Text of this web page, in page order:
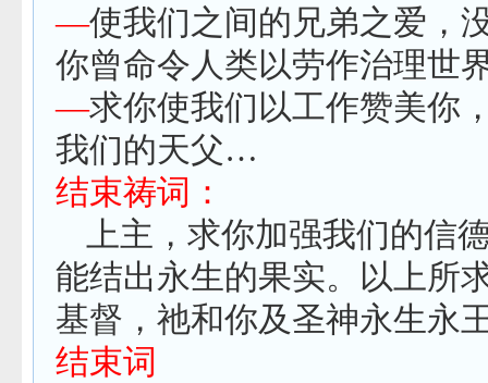
—使我们之间的兄弟之爱，
你曾命令人类以劳作治理世
—求你使我们以工作赞美你
我们的天父…
结束祷词：
上主，求你加强我们的信
能结出永生的果实。 以上所
基督，祂和你及圣神永生永
结束词